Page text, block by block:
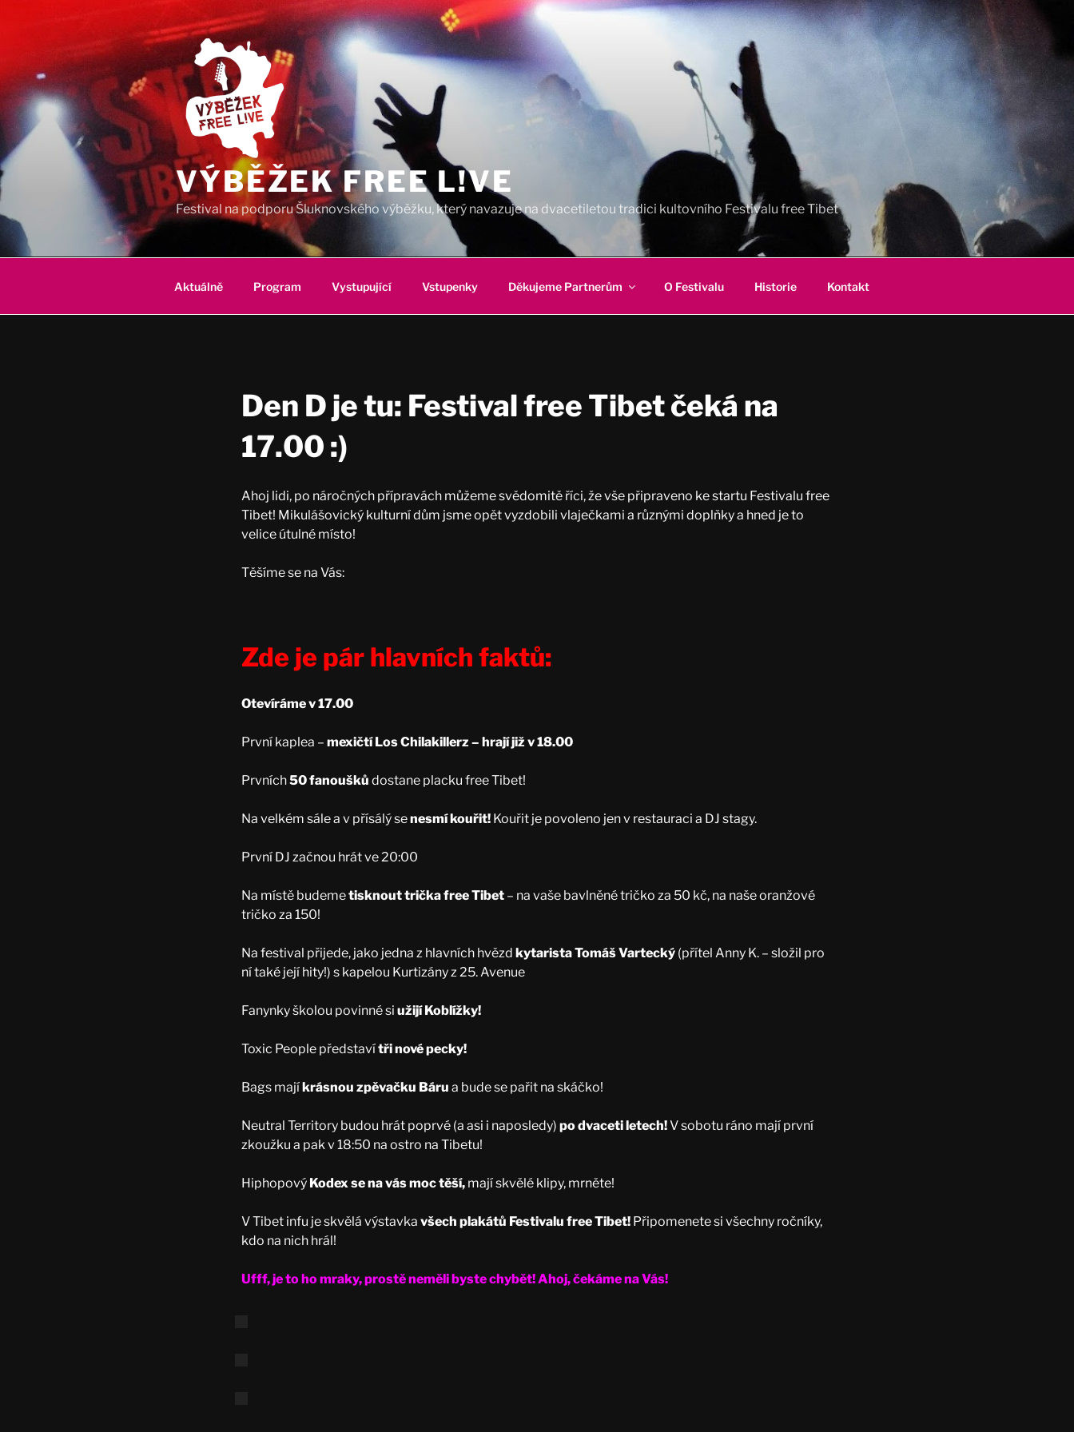
webu
VÝBĚŽEK FREE L!VE
Festival na podporu Šluknovského výběžku, který navazuje na dvacetiletou tradici kultovního Festivalu free Tibet
Aktuálně Program Vystupující Vstupenky Děkujeme Partnerům O Festivalu Historie Kontakt
Den D je tu: Festival free Tibet čeká na
17.00 :)
Ahoj lidi, po náročných přípravách můžeme svědomitě říci, že vše připraveno ke startu Festivalu free
Tibet! Mikulášovický kulturní dům jsme opět vyzdobili vlaječkami a různými doplňky a hned je to
velice útulné místo!
Těšíme se na Vás:
Zde je pár hlavních faktů:
Otevíráme v 17.00
První kaplea – mexičtí Los Chilakillerz – hrají již v 18.00
Prvních50 fanoušků dostane placku free Tibet!
Na velkém sále a v přísálý senesmí kouřit! Kouřit je povoleno jen v restauraci a DJ stagy.
První DJ začnou hrát ve 20:00
Na místě budemetisknout trička free Tibet – na vaše bavlněné tričko za 50 kč, na naše oranžové
tričko za 150!
Na festival přijede, jako jedna z hlavních hvězd kytarista Tomáš Vartecký (přítel Anny K. – složil pro
ní také její hity!) s kapelou Kurtizány z 25. Avenue
Fanynky školou povinné si užijí Koblížky!
Toxic People představítři nové pecky!
Bags mají krásnou zpěvačku Báru a bude se pařit na skáčko!
Neutral Territory budou hrát poprvé (a asi i naposledy) po dvaceti letech!V sobotu ráno mají první
zkoužku a pak v 18:50 na ostro na Tibetu!
Hiphopový Kodex se na vás moc těší, mají skvělé klipy, mrněte!
V Tibet infu je skvělá výstavka všech plakátů Festivalu free Tibet! Připomenete si všechny ročníky,
kdo na nich hrál!
Ufff, je to ho mraky, prostě neměli byste chybět! Ahoj, čekáme na Vás!